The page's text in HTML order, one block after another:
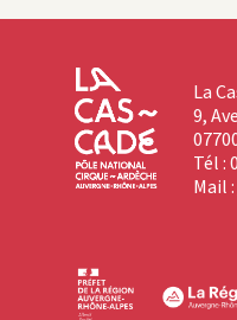
La
9,
Tél :
Mail :